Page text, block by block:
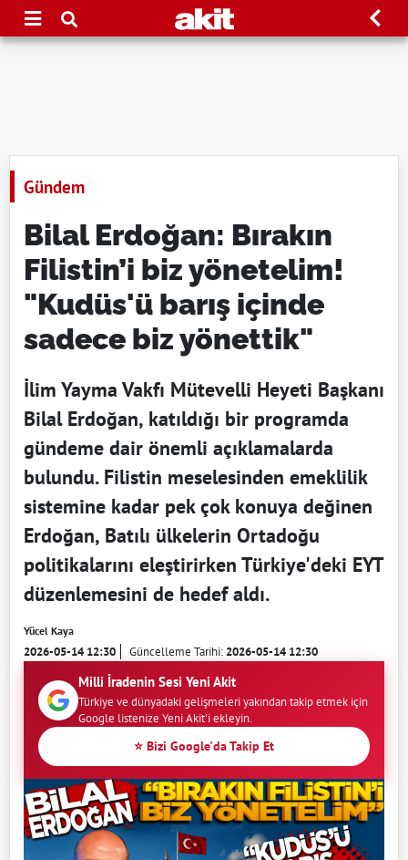
Gündem
Bilal Erdoğan: Bırakın
Filistin’i biz yönetelim!
"Kudüs'ü barış içinde
sadece biz yönettik"
İlim Yayma Vakfı Mütevelli Heyeti Başkanı
Bilal Erdoğan, katıldığı bir programda
gündeme dair önemli açıklamalarda
bulundu. Filistin meselesinden emeklilik
sistemine kadar pek çok konuya değinen
Erdoğan, Batılı ülkelerin Ortadoğu
politikalarını eleştirirken Türkiye'deki EYT
düzenlemesini de hedef aldı.
Yücel Kaya
2026-05-14 12:30 Güncelleme Tarihi:2026-05-14 12:30
Milli İradenin Sesi Yeni Akit
Türkiye ve dünyadaki gelişmeleri yakından takip etmek için
Google listenize Yeni Akit'i ekleyin.
⭐ Bizi Google'da Takip Et